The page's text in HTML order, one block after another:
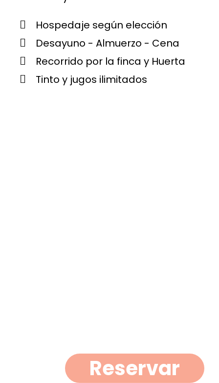
Hospedaje según elección
Desayuno - Almuerzo - Cena
Recorrido por la finca y Huerta
Tinto y jugos ilimitados
Reservar